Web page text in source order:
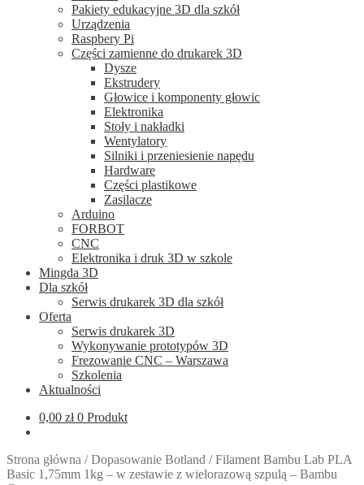
Pakiety edukacyjne 3D dla szkół
Urządzenia
Raspbery Pi
Części zamienne do drukarek 3D
Dysze
Ekstrudery
Głowice i komponenty głowic
Elektronika
Stoły i nakładki
Wentylatory
Silniki i przeniesienie napędu
Hardware
Części plastikowe
Zasilacze
Arduino
FORBOT
CNC
Elektronika i druk 3D w szkole
Mingda 3D
Dla szkół
Serwis drukarek 3D dla szkół
Oferta
Serwis drukarek 3D
Wykonywanie prototypów 3D
Frezowanie CNC – Warszawa
Szkolenia
Aktualności
0,00 zł 0 Produkt
Strona główna /Dopasowanie Botland /Filament Bambu Lab PLA
Basic 1,75mm 1kg – w zestawie z wielorazową szpulą – Bambu